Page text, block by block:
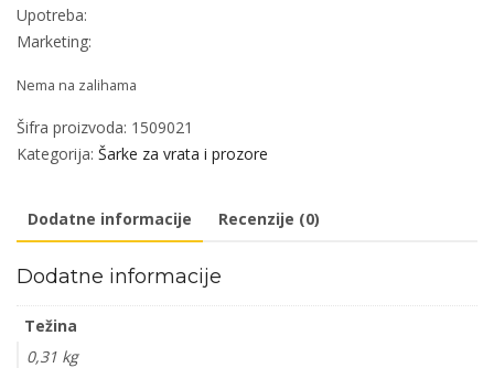
Upotreba:
Marketing:
Nema na zalihama
Šifra proizvoda: 1509021
Kategorija: Šarke za vrata i prozore
Dodatne informacije Recenzije (0)
Dodatne informacije
Težina
0,31 kg